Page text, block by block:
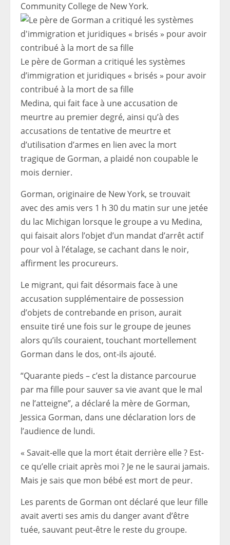
Community College de New York.
Le père de Gorman a critiqué les systèmes
d’immigration et juridiques « brisés » pour avoir
contribué à la mort de sa fille
Medina, qui fait face à une accusation de
meurtre au premier degré, ainsi qu’à des
accusations de tentative de meurtre et
d’utilisation d’armes en lien avec la mort
tragique de Gorman, a plaidé non coupable le
mois dernier.
Gorman, originaire de New York, se trouvait
avec des amis vers 1 h 30 du matin sur une jetée
du lac Michigan lorsque le groupe a vu Medina,
qui faisait alors l’objet d’un mandat d’arrêt actif
pour vol à l’étalage, se cachant dans le noir,
affirment les procureurs.
Le migrant, qui fait désormais face à une
accusation supplémentaire de possession
d’objets de contrebande en prison, aurait
ensuite tiré une fois sur le groupe de jeunes
alors qu’ils couraient, touchant mortellement
Gorman dans le dos, ont-ils ajouté.
“Quarante pieds – c’est la distance parcourue
par ma fille pour sauver sa vie avant que le mal
ne l’atteigne”, a déclaré la mère de Gorman,
Jessica Gorman, dans une déclaration lors de
l’audience de lundi.
« Savait-elle que la mort était derrière elle ? Est-
ce qu’elle criait après moi ? Je ne le saurai jamais.
Mais je sais que mon bébé est mort de peur.
Les parents de Gorman ont déclaré que leur fille
avait averti ses amis du danger avant d’être
tuée, sauvant peut-être le reste du groupe.